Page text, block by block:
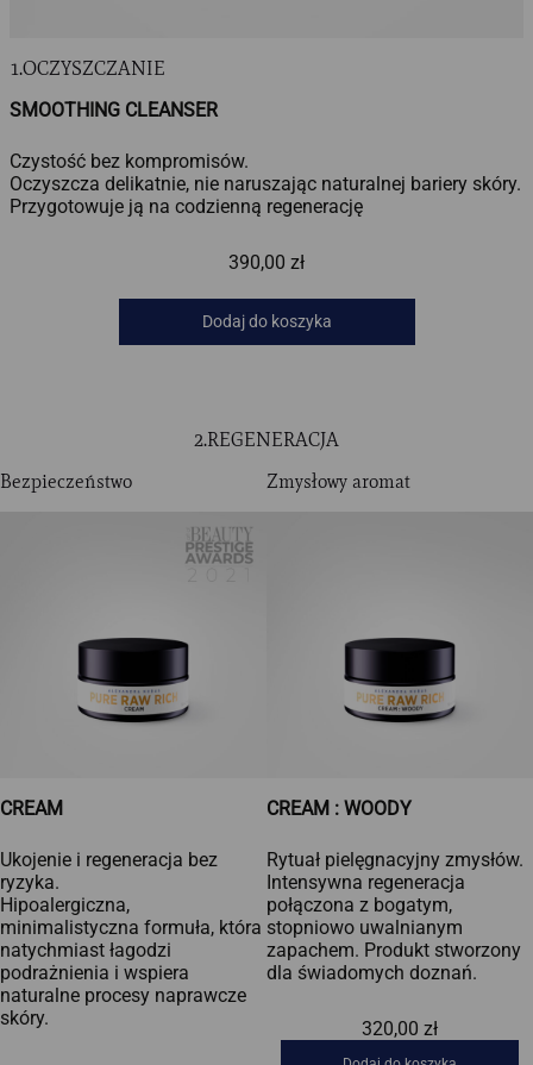
1.OCZYSZCZANIE
SMOOTHING CLEANSER
Czystość bez kompromisów.
Oczyszcza delikatnie, nie naruszając naturalnej bariery skóry.
Przygotowuje ją na codzienną regenerację
390,00 zł
Dodaj do koszyka
2.REGENERACJA
Bezpieczeństwo
CREAM
Ukojenie i regeneracja bez
ryzyka.
Hipoalergiczna,
minimalistyczna formuła, która
natychmiast łagodzi
podrażnienia i wspiera
naturalne procesy naprawcze
skóry.
Zmysłowy aromat
CREAM : WOODY
Rytuał pielęgnacyjny zmysłów.
Intensywna regeneracja
połączona z bogatym,
stopniowo uwalnianym
zapachem. Produkt stworzony
dla świadomych doznań.
320,00 zł